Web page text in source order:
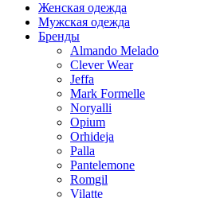
Женская одежда
Мужская одежда
Бренды
Almando Melado
Clever Wear
Jeffa
Mark Formelle
Noryalli
Opium
Orhideja
Palla
Pantelemone
Romgil
Vilatte